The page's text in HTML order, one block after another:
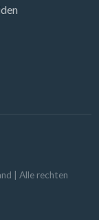
| Alle rechten